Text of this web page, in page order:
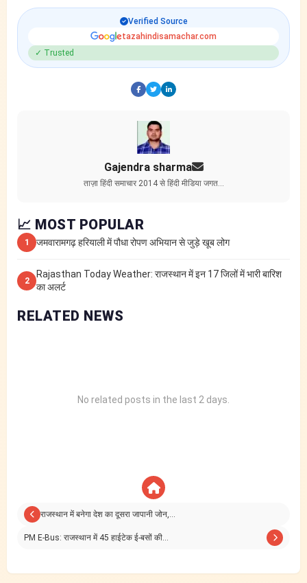
Verified Source
tazahindisamachar.com
✓ Trusted
Gajendra sharma
ताज़ा हिंदी समाचार 2014 से हिंदी मीडिया जगत…
📈 MOST POPULAR
1 जमवारामगढ़ हरियाली में पौधा रोपण अभियान से जुड़े खूब लोग
2
Rajasthan Today Weather: राजस्थान में इन 17 जिलों में भारी बारिश
का अलर्ट
RELATED NEWS
No related posts in the last 2 days.
राजस्थान में बनेगा देश का दूसरा जापानी जोन,…
PM E-Bus: राजस्थान में 45 हाईटेक ई-बसों की…